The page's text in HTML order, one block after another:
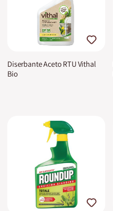
Diserbante Aceto RTU Vithal
Bio